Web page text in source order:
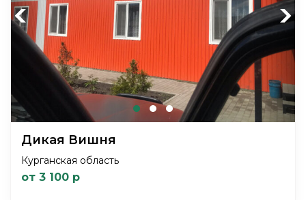
Previous Next
Дикая Вишня
Курганская область
от 3 100 р